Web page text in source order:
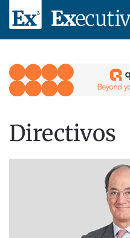
Skip to main content
Directivos